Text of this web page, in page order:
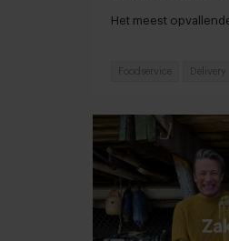
Het meest
Foodservice Delivery